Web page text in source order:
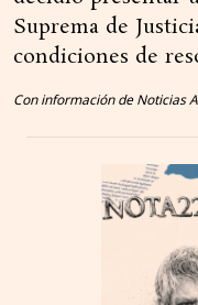
Suprema de
condiciones de
Con información de Noticias